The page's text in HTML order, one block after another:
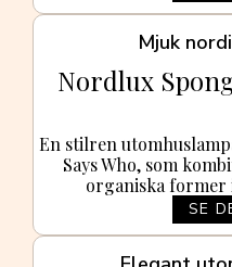
Mjuk
Nordlux
En stilren
Says Who, som
organiska
SE